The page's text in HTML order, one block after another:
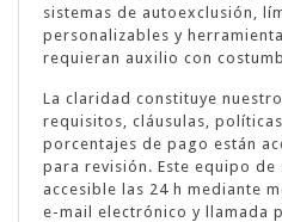
sistemas de autoexclusión,
personalizables y
requieran auxilio con
La claridad constituye
requisitos, cláusulas,
porcentajes de pago están
para revisión. Este equipo
accesible las 24 h mediante
e-mail electrónico y llamada